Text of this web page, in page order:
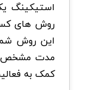
استیکینگ
روش های
این روش
مدت مشخص
کمک به